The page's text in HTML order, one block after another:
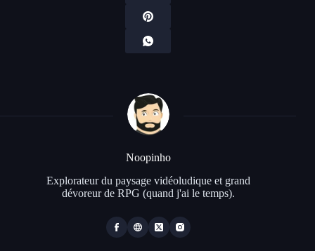
Noopinho
Explorateur du paysage vidéoludique et grand
dévoreur de RPG (quand j'ai le temps).